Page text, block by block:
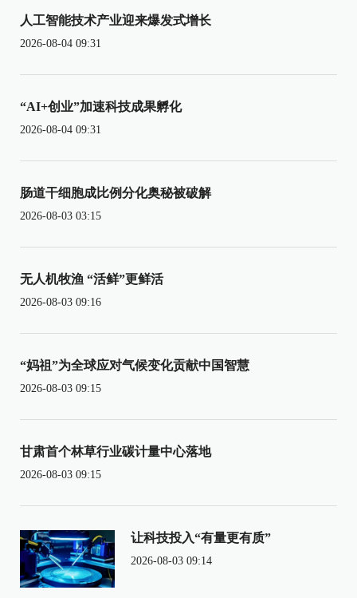
人工智能技术产业迎来爆发式增长
2026-08-04 09:31
“AI+创业”加速科技成果孵化
2026-08-04 09:31
肠道干细胞成比例分化奥秘被破解
2026-08-03 03:15
无人机牧渔 “活鲜”更鲜活
2026-08-03 09:16
“妈祖”为全球应对气候变化贡献中国智慧
2026-08-03 09:15
甘肃首个林草行业碳计量中心落地
2026-08-03 09:15
让科技投入“有量更有质”
2026-08-03 09:14